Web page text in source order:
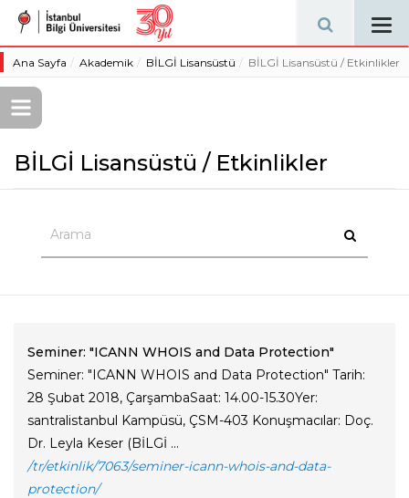
Ana Sayfa Akademik BİLGİ Lisansüstü BİLGİ Lisansüstü / Etkinlikler
BİLGİ Lisansüstü / Etkinlikler
Seminer: "ICANN WHOIS and Data Protection"
Seminer: "ICANN WHOIS and Data Protection" Tarih:
28 Şubat 2018, ÇarşambaSaat: 14.00-15.30Yer:
santralistanbul Kampüsü, ÇSM-403 Konuşmacılar: Doç.
Dr. Leyla Keser (BİLGİ ...
/tr/etkinlik/7063/seminer-icann-whois-and-data-
protection/